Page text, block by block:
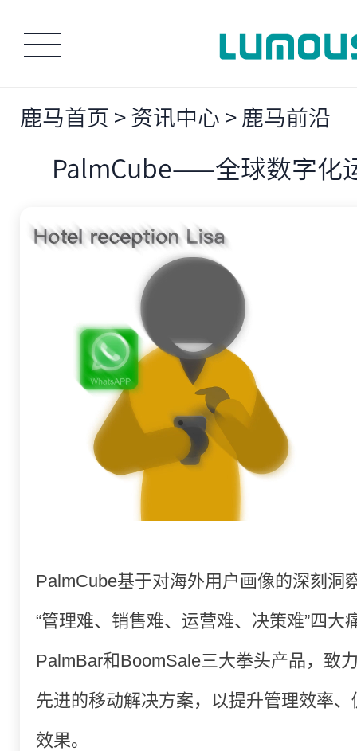
鹿马首页 > 资讯中心 > 鹿马前沿
PalmCube——全球数字化
PalmCube基于对海外用户画像的深刻洞
“管理难、销售难、运营难、决策难”四大
PalmBar和BoomSale三大拳头产品，致
先进的移动解决方案，以提升管理效率
效果。